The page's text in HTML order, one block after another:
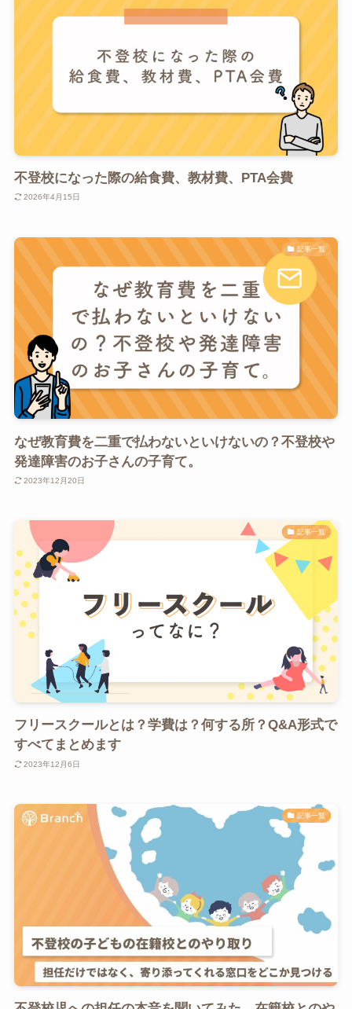
不登校になった際の給食費、教材費、PTA会費
2026年4月15日
記事一覧
なぜ教育費を二重で払わないといけないの？不登校や
発達障害のお子さんの子育て。
2023年12月20日
記事一覧
フリースクールとは？学費は？何する所？Q&A形式で
すべてまとめます
2023年12月6日
記事一覧